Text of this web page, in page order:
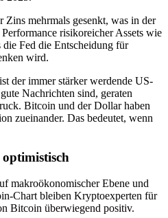
Zins mehrmals gesenkt, was in der
risikoreicher Assets wie
Fed die Entscheidung für
wird.
der immer stärker werdende US-
Nachrichten sind, geraten
Bitcoin und der Dollar haben
zueinander. Das bedeutet, wenn
makroökonomischer Ebene und
Chart bleiben Kryptoexperten für
Bitcoin überwiegend positiv.